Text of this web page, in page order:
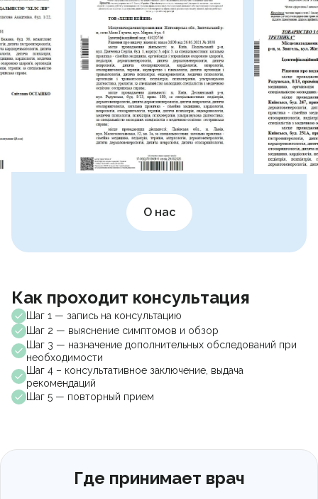
О нас
Как проходит консультация
Шаг 1 — запись на консультацию
Шаг 2 — выяснение симптомов и обзор
Шаг 3 — назначение дополнительных обследований при
необходимости
Шаг 4 – консультативное заключение, выдача
рекомендаций
Шаг 5 — повторный прием
Где принимает врач